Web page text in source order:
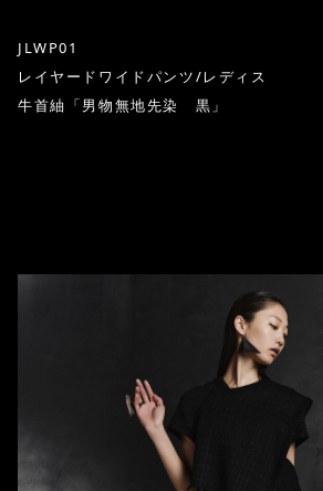
JLWP01
レイヤードワイドパンツ/レディス
牛首紬「男物無地先染 黒」